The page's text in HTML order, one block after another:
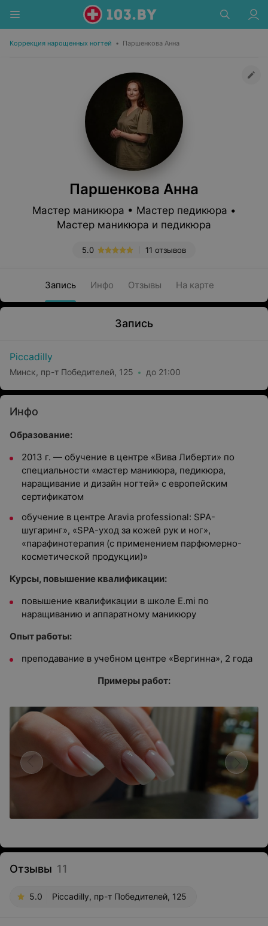
Коррекция нарощенных ногтей • Паршенкова Анна
Паршенкова Анна
Мастер маникюра • Мастер педикюра •
Мастер маникюра и педикюра
11 отзывов
5.0
Запись Инфо Отзывы На карте
Запись
Piccadilly
Минск, пр-т Победителей, 125 до 21:00
Инфо
Образование:
2013 г. — обучение в центре «Вива Либерти» по
специальности «мастер маникюра, педикюра,
наращивание и дизайн ногтей» с европейским
сертификатом
обучение в центре Aravia professional: SPA-
шугаринг», «SPA-уход за кожей рук и ног»,
«парафинотерапия (с применением парфюмерно-
косметической продукции)»
Курсы, повышение квалификации:
повышение квалификации в школе Е.mi по
наращиванию и аппаратному маникюру
Опыт работы:
преподавание в учебном центре «Вергинна», 2 года
Примеры работ:
Отзывы 11
5.0 Piccadilly, пр-т Победителей, 125